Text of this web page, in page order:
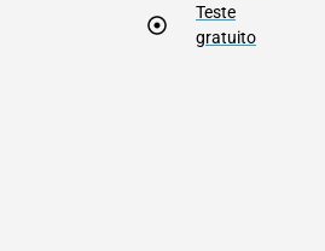
Teste
gratuito